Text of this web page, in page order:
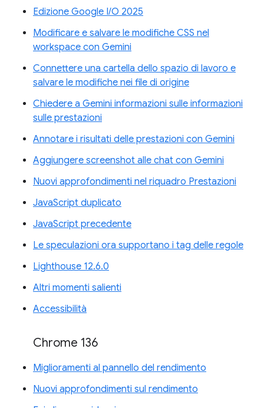
Edizione Google I/O 2025
Modificare e salvare le modifiche CSS nel
workspace con Gemini
Connettere una cartella dello spazio di lavoro e
salvare le modifiche nei file di origine
Chiedere a Gemini informazioni sulle informazioni
sulle prestazioni
Annotare i risultati delle prestazioni con Gemini
Aggiungere screenshot alle chat con Gemini
Nuovi approfondimenti nel riquadro Prestazioni
JavaScript duplicato
JavaScript precedente
Le speculazioni ora supportano i tag delle regole
Lighthouse 12.6.0
Altri momenti salienti
Accessibilità
Chrome 136
Miglioramenti al pannello del rendimento
Nuovi approfondimenti sul rendimento